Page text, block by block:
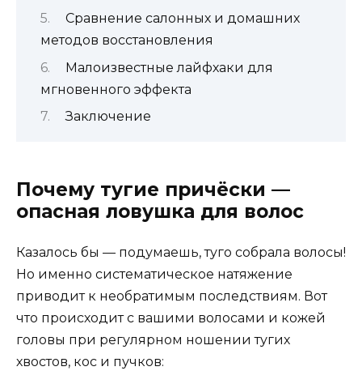
Сравнение салонных и домашних
методов восстановления
Малоизвестные лайфхаки для
мгновенного эффекта
Заключение
Почему тугие причёски —
опасная ловушка для волос
Казалось бы — подумаешь, туго собрала волосы!
Но именно систематическое натяжение
приводит к необратимым последствиям. Вот
что происходит с вашими волосами и кожей
головы при регулярном ношении тугих
хвостов, кос и пучков: